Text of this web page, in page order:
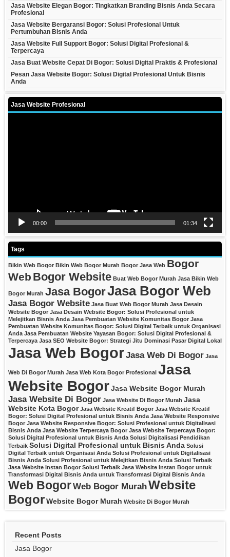
Jasa Website Elegan Bogor: Tingkatkan Branding Bisnis Anda Secara
Profesional
Jasa Website Bergaransi Bogor: Solusi Profesional Untuk
Pertumbuhan Bisnis Anda
Jasa Website Full Support Bogor: Solusi Digital Profesional &
Terpercaya
Jasa Buat Website Cepat Di Bogor: Solusi Digital Praktis & Profesional
Pesan Jasa Website Bogor: Solusi Digital Profesional Untuk Bisnis
Anda
Jasa Website Profesional
00:00 01:34
Tags
Bikin Web Bogor Bikin Web Bogor Murah Bogor Jasa Web Bogor
Web Bogor Website Buat Web Bogor Murah Jasa Bikin Web
Bogor Murah Jasa BogorJasa Bogor Web
Jasa Bogor Website Jasa Buat Web Bogor Murah Jasa Desain
Website Bogor Jasa Desain Website Bogor: Solusi Profesional untuk
Melejitkan Bisnis Anda Jasa Pembuatan Website Komunitas Bogor Jasa
Pembuatan Website Komunitas Bogor: Solusi Digital Terbaik untuk Organisasi
Anda Jasa Pembuatan Website Yayasan Bogor: Solusi Digital Profesional &
Terpercaya Jasa SEO Website Bogor: Strategi Jitu Dominasi Pasar Digital Lokal
Jasa Web BogorJasa Web Di Bogor Jasa
Web Di Bogor Murah Jasa Web Kota Bogor Profesional Jasa
Website BogorJasa Website Bogor Murah
Jasa Website Di Bogor Jasa Website Di Bogor Murah Jasa
Website Kota Bogor Jasa Website Kreatif Bogor Jasa Website Kreatif
Bogor: Solusi Digital Profesional untuk Bisnis Anda Jasa Website Responsive
Bogor Jasa Website Responsive Bogor: Solusi Profesional untuk Digitalisasi
Bisnis Anda Jasa Website Terpercaya Bogor Jasa Website Terpercaya Bogor:
Solusi Digital Profesional untuk Bisnis Anda Solusi Digitalisasi Pendidikan
Terbaik Solusi Digital Profesional untuk Bisnis Anda Solusi
Digital Terbaik untuk Organisasi Anda Solusi Profesional untuk Digitalisasi
Bisnis Anda Solusi Profesional untuk Melejitkan Bisnis Anda Solusi Terbaik
Jasa Website Instan Bogor Solusi Terbaik Jasa Website Instan Bogor untuk
Transformasi Digital Bisnis Anda untuk Transformasi Digital Bisnis Anda
Web BogorWeb Bogor MurahWebsite
BogorWebsite Bogor Murah Website Di Bogor Murah
Recent Posts
Jasa Bogor